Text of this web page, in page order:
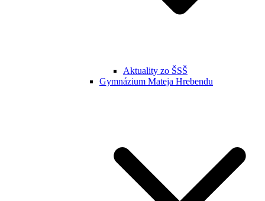
Aktuality zo ŠSŠ
Gymnázium Mateja Hrebendu